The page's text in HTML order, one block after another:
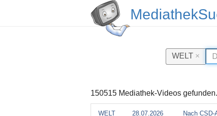
WELT ×
150515 Mediathek-Videos gefunden.
WELT 28.07.2026 Nach